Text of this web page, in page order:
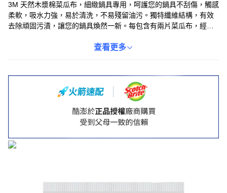
3M 天然木漿棉菜瓜布，細緻鍋具專用，呵護您的鍋具不刮傷，觸感
柔軟，吸水力強，易於清洗，不易殘留油污。獨特纖維結構，有效
去除頑固污漬，讓您的鍋具煥然一新。每包含有兩片菜瓜布，經濟
查看更多